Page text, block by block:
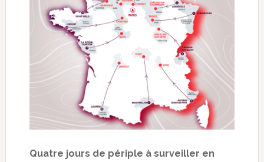
Quatre jours de périple à surveiller en